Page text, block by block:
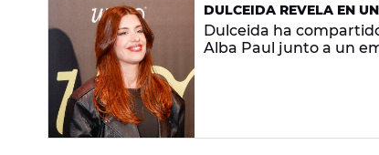
DULCEIDA REVELA EN
Dulceida ha
Alba Paul junto a un